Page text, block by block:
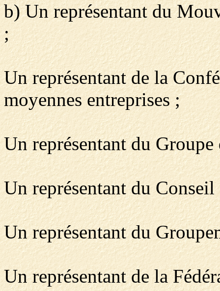
b) Un représentant du
;
Un représentant de la
moyennes entreprises ;
Un représentant du
Un représentant du
Un représentant du
Un représentant de la